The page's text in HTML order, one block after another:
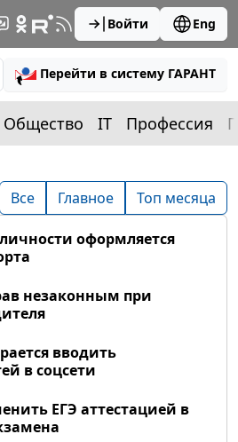
Войти Eng
Перейти в систему ГАРАНТ
Общество IT Профессия
Все Главное Топ месяца
оформляется
незаконным при
вводить
в соцсети
ЕГЭ аттестацией в